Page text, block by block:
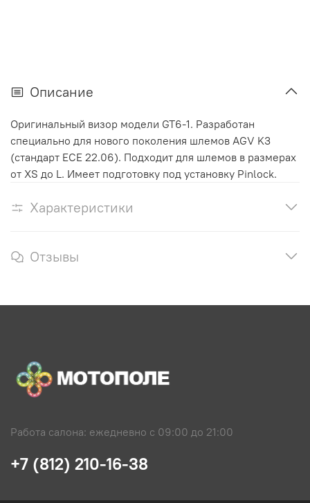
Описание
Оригинальный визор модели GT6-1. Разработан
специально для нового поколения шлемов AGV K3
(стандарт ECE 22.06). Подходит для шлемов в размерах
от XS до L. Имеет подготовку под установку Pinlock.
Характеристики
Отзывы
Работа салона: ежедневно с 09:00 до 21:00
+7 (812) 210-16-38